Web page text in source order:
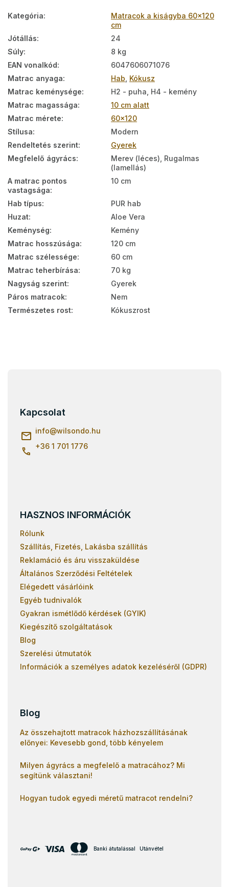
Kategória:
Matracok a kiságyba 60x120
cm
Jótállás:
24
Súly:
8 kg
EAN vonalkód:
6047606071076
Matrac anyaga: Hab Kókusz
Matrac keménysége:
H2 - puha, H4 - kemény
Matrac magassága:
10 cm alatt
Matrac mérete:
60x120
Stílusa:
Modern
Rendeltetés szerint:
Gyerek
Megfelelő ágyrács:
Merev (léces), Rugalmas
(lamellás)
A matrac pontos
vastagsága:
10 cm
Hab típus:
PUR hab
Huzat:
Aloe Vera
Keménység:
Kemény
Matrac hosszúsága:
120 cm
Matrac szélessége:
60 cm
Matrac teherbírása:
70 kg
Nagyság szerint:
Gyerek
Páros matracok:
Nem
Természetes rost: Kókuszrost
Kapcsolat
info@wilsondo.hu
+36 1 701 1776
HASZNOS INFORMÁCIÓK
Rólunk
Szállítás, Fizetés, Lakásba szállítás
Reklamáció és áru visszaküldése
Általános Szerződési Feltételek
Elégedett vásárlóink
Egyéb tudnivalók
Gyakran ismétlődő kérdések (GYIK)
Kiegészítő szolgáltatások
Blog
Szerelési útmutatók
Információk a személyes adatok kezeléséről (GDPR)
Blog
Az összehajtott matracok házhozszállításának
előnyei: Kevesebb gond, több kényelem
Milyen ágyrács a megfelelő a matracához? Mi
segítünk választani!
Hogyan tudok egyedi méretű matracot rendelni?
Banki átutalással Utánvétel